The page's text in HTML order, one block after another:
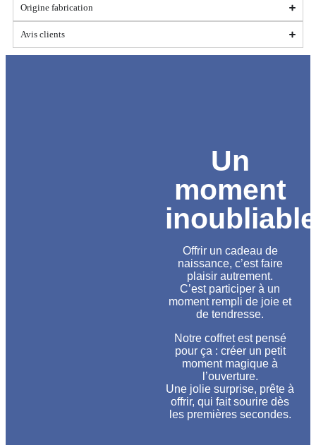
Origine fabrication
Avis clients
Un
moment
Offrir un cadeau de
naissance, c’est faire
plaisir autrement.
C’est participer à un
moment rempli de joie et
de tendresse.
Notre coffret est pensé
pour ça : créer un petit
moment magique à
l’ouverture.
Une jolie surprise, prête à
offrir, qui fait sourire dès
les premières secondes.